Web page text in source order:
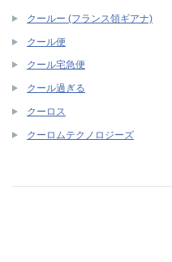
クールー (フランス領ギアナ)
クール便
クール宅急便
クール過ぎる
クーロス
クーロムテクノロジーズ